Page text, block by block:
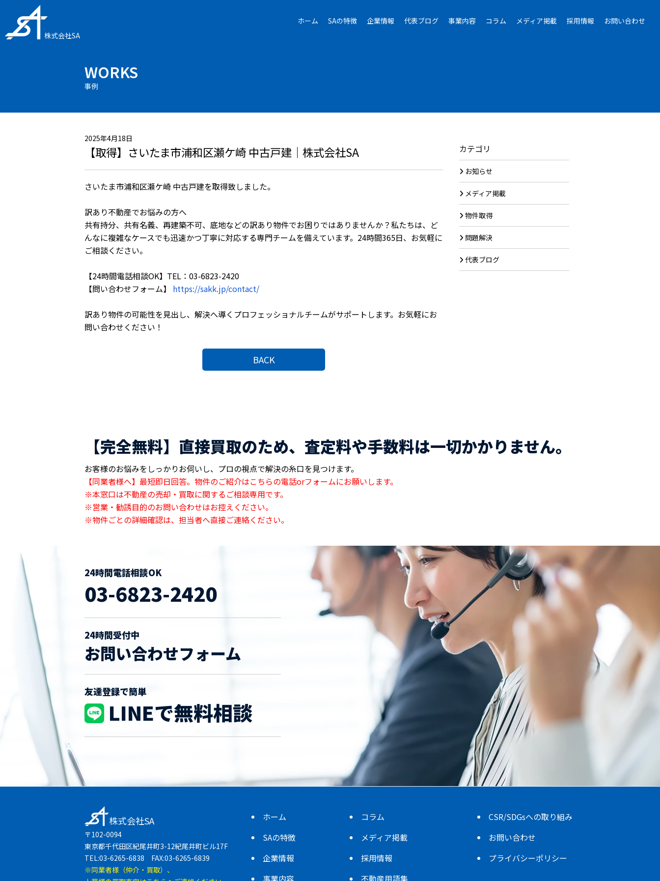
株式会社SA
ホーム SAの特徴 企業情報 代表ブログ 事業内容 コラム メディア掲載 採用情報 お問い合わせ
WORKS
事例
2025年4月18日
【取得】さいたま市浦和区瀬ケ崎 中古戸建｜株式会社SA
さいたま市浦和区瀬ケ崎 中古戸建を取得致しました。
訳あり不動産でお悩みの方へ
共有持分、共有名義、再建築不可、底地などの訳あり物件でお困りではありませんか？私たちは、ど
んなに複雑なケースでも迅速かつ丁寧に対応する専門チームを備えています。24時間365日、お気軽に
ご相談ください。
【24時間電話相談OK】TEL：03-6823-2420
【問い合わせフォーム】 https://sakk.jp/contact/
訳あり物件の可能性を見出し、解決へ導くプロフェッショナルチームがサポートします。お気軽にお
問い合わせください！
BACK
カテゴリ
お知らせ
メディア掲載
物件取得
問題解決
代表ブログ
【完全無料】直接買取のため、査定料や手数料は一切かかりません。
お客様のお悩みをしっかりお伺いし、プロの視点で解決の糸口を見つけます。
【同業者様へ】最短即日回答。物件のご紹介はこちらの電話orフォームにお願いします。
※本窓口は不動産の売却・買取に関するご相談専用です。
※営業・勧誘目的のお問い合わせはお控えください。
※物件ごとの詳細確認は、担当者へ直接ご連絡ください。
24時間電話相談OK
03-6823-2420
24時間受付中
お問い合わせフォーム
友達登録で簡単
LINEで無料相談
株式会社SA
〒102-0094
東京都千代田区紀尾井町3-12紀尾井町ビル17F
TEL:03-6265-6838 FAX:03-6265-6839
※同業者様（仲介・買取）、
ホーム
SAの特徴
企業情報
事業内容
コラム
メディア掲載
採用情報
不動産用語集
CSR/SDGsへの取り組み
お問い合わせ
プライバシーポリシー